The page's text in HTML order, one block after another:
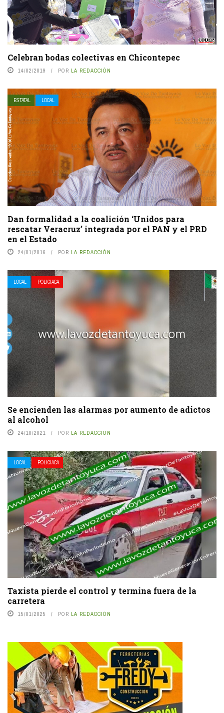
Celebran bodas colectivas en Chicontepec
14/02/2019 POR LA REDACCIÓN
ESTATAL LOCAL
Dan formalidad a la coalición ‘Unidos para
rescatar Veracruz’ integrada por el PAN y el PRD
en el Estado
24/01/2016 POR LA REDACCIÓN
LOCAL POLICIACA
Se encienden las alarmas por aumento de adictos
al alcohol
24/10/2021 POR LA REDACCIÓN
LOCAL POLICIACA
Taxista pierde el control y termina fuera de la
carretera
15/01/2025 POR LA REDACCIÓN